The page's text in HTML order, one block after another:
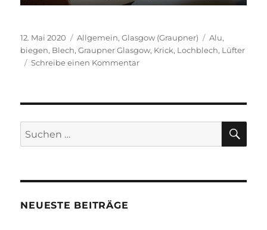
Veröffentlicht
am
12. Mai 2020 Kategorien
Allgemein,Glasgow (Graupner) Schlagwörter
Alu,
biegen, Blech,Graupner Glasgow, Krick, Lochblech, Lüfter
Schreibe einen Kommentarzu
es
Suchen
nach:
NEUESTE BEITRÄGE